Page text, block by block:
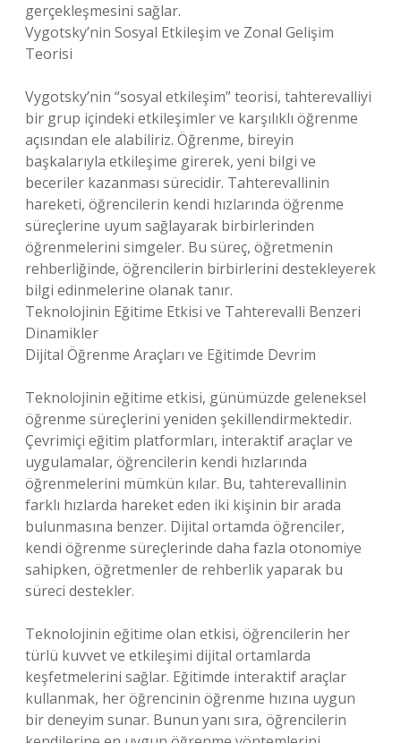
gerçekleşmesini sağlar.
Vygotsky’nin Sosyal Etkileşim ve Zonal Gelişim
Teorisi
Vygotsky’nin “sosyal etkileşim” teorisi, tahterevalliyi
bir grup içindeki etkileşimler ve karşılıklı öğrenme
açısından ele alabiliriz. Öğrenme, bireyin
başkalarıyla etkileşime girerek, yeni bilgi ve
beceriler kazanması sürecidir. Tahterevallinin
hareketi, öğrencilerin kendi hızlarında öğrenme
süreçlerine uyum sağlayarak birbirlerinden
öğrenmelerini simgeler. Bu süreç, öğretmenin
rehberliğinde, öğrencilerin birbirlerini destekleyerek
bilgi edinmelerine olanak tanır.
Teknolojinin Eğitime Etkisi ve Tahterevalli Benzeri
Dinamikler
Dijital Öğrenme Araçları ve Eğitimde Devrim
Teknolojinin eğitime etkisi, günümüzde geleneksel
öğrenme süreçlerini yeniden şekillendirmektedir.
Çevrimiçi eğitim platformları, interaktif araçlar ve
uygulamalar, öğrencilerin kendi hızlarında
öğrenmelerini mümkün kılar. Bu, tahterevallinin
farklı hızlarda hareket eden iki kişinin bir arada
bulunmasına benzer. Dijital ortamda öğrenciler,
kendi öğrenme süreçlerinde daha fazla otonomiye
sahipken, öğretmenler de rehberlik yaparak bu
süreci destekler.
Teknolojinin eğitime olan etkisi, öğrencilerin her
türlü kuvvet ve etkileşimi dijital ortamlarda
keşfetmelerini sağlar. Eğitimde interaktif araçlar
kullanmak, her öğrencinin öğrenme hızına uygun
bir deneyim sunar. Bunun yanı sıra, öğrencilerin